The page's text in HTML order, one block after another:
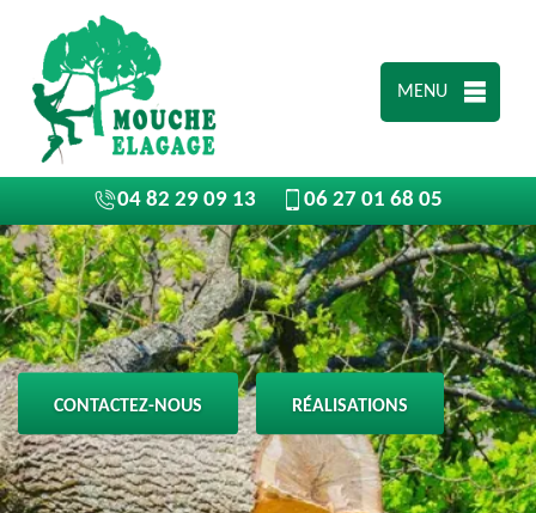
MENU
04 82 29 09 13 06 27 01 68 05
CONTACTEZ-NOUS RÉALISATIONS